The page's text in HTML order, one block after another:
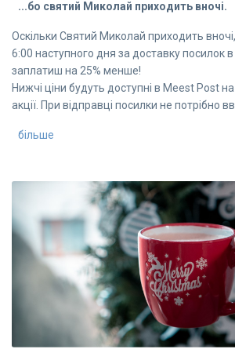
...бо святий Миколай приходить вночі.
Оскільки Святий Миколай приходить
6:00 наступного дня за доставку посилок в
заплатиш на 25% менше!
Нижчі ціни будуть доступні в Meest Post
акції. При відправці посилки не потрібно
більше